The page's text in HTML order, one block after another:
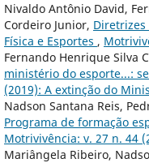
Nivaldo Antônio David,
Cordeiro Junior,
Física e Esportes ,
Fernando Henrique Silva
ministério do esporte...:
(2019): A extinção do
Nadson Santana Reis,
Programa de formação
Motrivivência: v. 27 n. 44
Mariângela Ribeiro,